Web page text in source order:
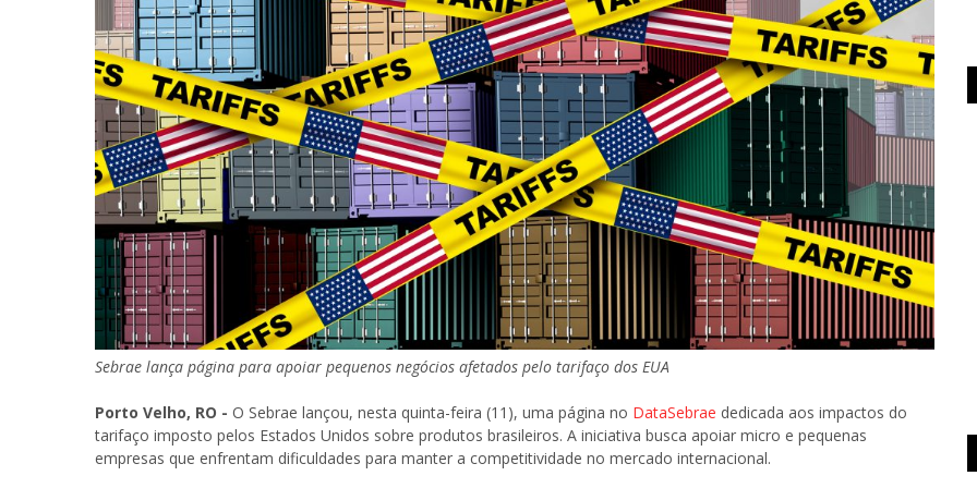
Sebrae lança página para apoiar pequenos negócios afetados pelo tarifaço dos EUA
Porto Velho, RO - O Sebrae lançou, nesta quinta-feira (11), uma página no DataSebrae dedicada aos impactos do
tarifaço imposto pelos Estados Unidos sobre produtos brasileiros. A iniciativa busca apoiar micro e pequenas
empresas que enfrentam dificuldades para manter a competitividade no mercado internacional.